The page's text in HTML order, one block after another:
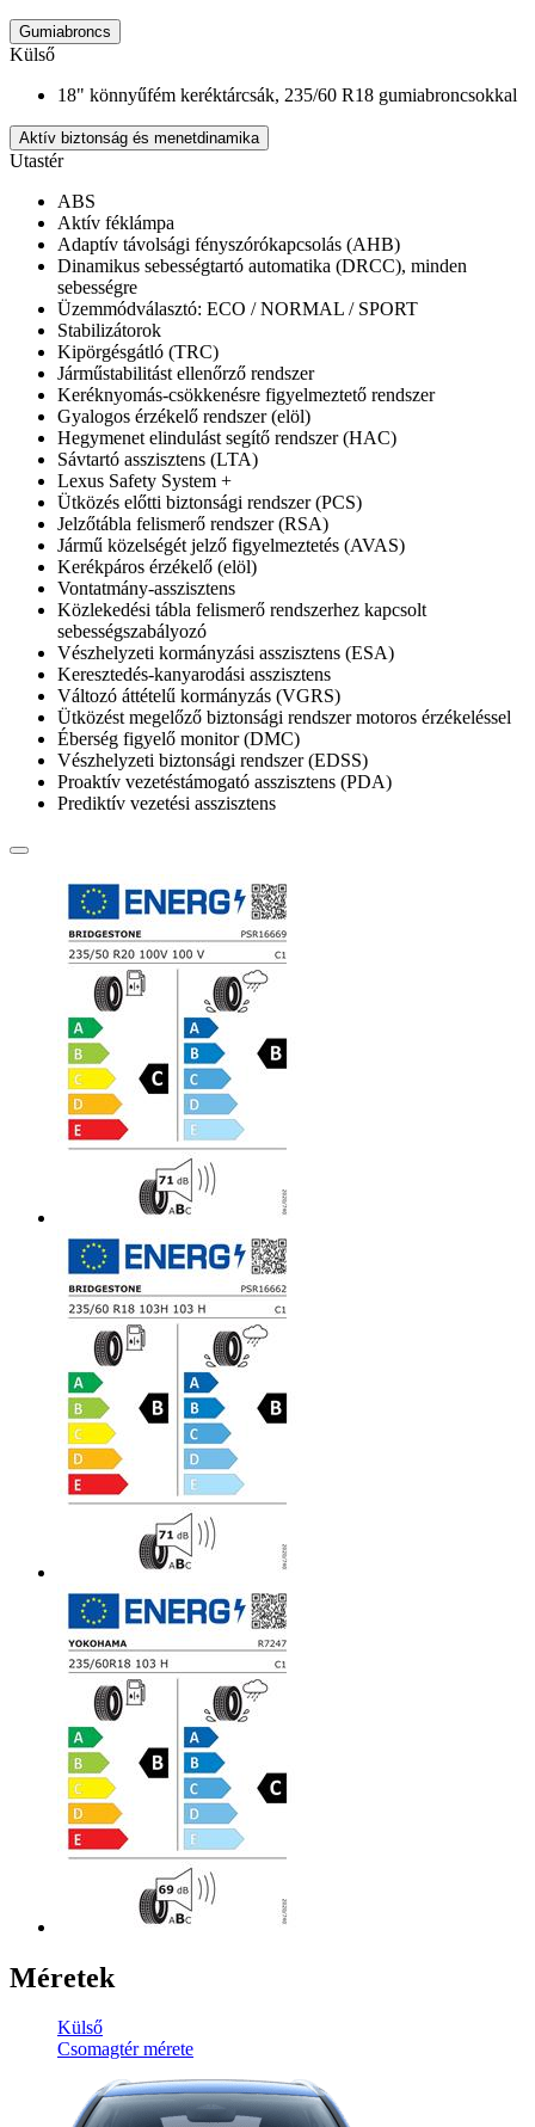
Gumiabroncs
Külső
18" könnyűfém keréktárcsák, 235/60 R18 gumiabroncsokkal
Aktív biztonság és menetdinamika
Utastér
ABS
Aktív féklámpa
Adaptív távolsági fényszórókapcsolás (AHB)
Dinamikus sebességtartó automatika (DRCC), minden
sebességre
Üzemmódválasztó: ECO / NORMAL / SPORT
Stabilizátorok
Kipörgésgátló (TRC)
Járműstabilitást ellenőrző rendszer
Keréknyomás-csökkenésre figyelmeztető rendszer
Gyalogos érzékelő rendszer (elöl)
Hegymenet elindulást segítő rendszer (HAC)
Sávtartó asszisztens (LTA)
Lexus Safety System +
Ütközés előtti biztonsági rendszer (PCS)
Jelzőtábla felismerő rendszer (RSA)
Jármű közelségét jelző figyelmeztetés (AVAS)
Kerékpáros érzékelő (elöl)
Vontatmány-asszisztens
Közlekedési tábla felismerő rendszerhez kapcsolt
sebességszabályozó
Vészhelyzeti kormányzási asszisztens (ESA)
Keresztedés-kanyarodási asszisztens
Változó áttételű kormányzás (VGRS)
Ütközést megelőző biztonsági rendszer motoros érzékeléssel
Éberség figyelő monitor (DMC)
Vészhelyzeti biztonsági rendszer (EDSS)
Proaktív vezetéstámogató asszisztens (PDA)
Prediktív vezetési asszisztens
Méretek
Külső
Csomagtér mérete